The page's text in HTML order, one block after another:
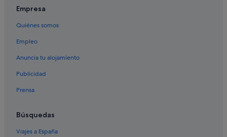
Albergues en Ponteceso
Residences en Laxe
Hoteles cerca de Playa de Osmo
Campings de caravanas en Laxe
Casas privadas de vacaciones en Costa de la Muerte
Casas rurales en Corme-Puerto
Cabañas en Corme-Puerto
Albergues en Corme-Puerto
Empresa
Quiénes somos
Empleo
Anuncia tu alojamiento
Publicidad
Prensa
Búsquedas
Viajes a España